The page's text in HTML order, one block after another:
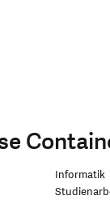
Informatik